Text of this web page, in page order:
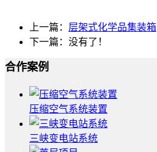
上一篇： 层架式化学品集装箱
下一篇：没有了！
合作案例
压缩空气系统装置
三峡变电站系统